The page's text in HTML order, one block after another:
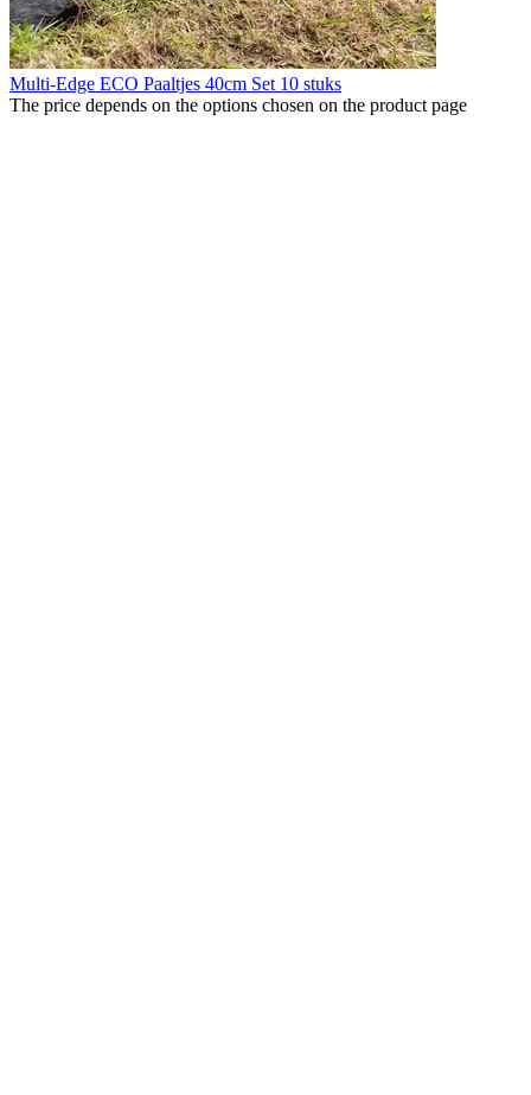
Multi-Edge ECO Paaltjes 40cm Set 10 stuks
The price depends on the options chosen on the product page